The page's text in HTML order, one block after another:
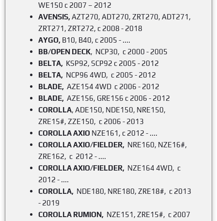
WE150 c 2007 – 2012
AVENSIS, AZT270, ADT270, ZRT270, ADT271,
ZRT271, ZRT272, с 2008 - 2018
AYGO, B10, В40, c 2005 - ....
BB/OPEN DECK, NCP30, c 2000 - 2005
BELTA, KSP92, SCP92 c 2005 - 2012
BELTA, NCP96 4WD, c 2005 - 2012
BLADE, AZE154 4WD c 2006 - 2012
BLADE, AZE156, GRE156 c 2006 - 2012
COROLLA, ADE150, NDE150, NRE150,
ZRE15#, ZZE150, c 2006 - 2013
COROLLAAXIO NZE161, c 2012 - ....
COROLLAAXIO/FIELDER, NRE160, NZE16#,
ZRE162, c 2012 - ....
COROLLAAXIO/FIELDER, NZE164 4WD, c
2012 - ....
COROLLA, NDE180, NRE180, ZRE18#, c 2013
- 2019
COROLLA RUMION, NZE151, ZRE15#, c 2007